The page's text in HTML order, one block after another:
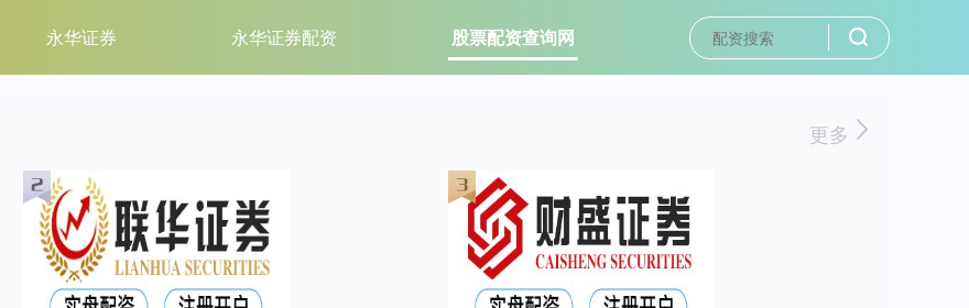
永华证券 永华证券配资 股票配资查询网
更多